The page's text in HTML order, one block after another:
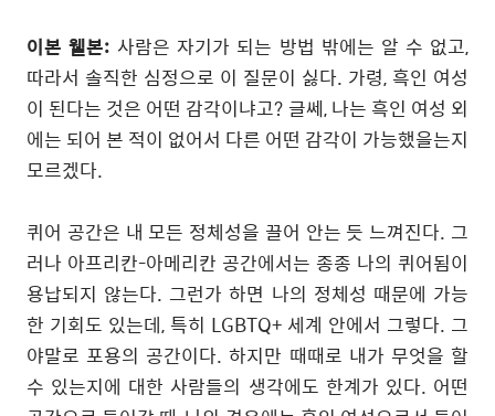
이본 웰본: 사람은 자기가 되는 방법 밖에는 알 수 없고,
따라서 솔직한 심정으로 이 질문이 싫다. 가령, 흑인 여성
이 된다는 것은 어떤 감각이냐고? 글쎄,나는 흑인 여성 외
에는 되어 본 적이 없어서 다른 어떤 감각이 가능했을는지
모르겠다.
퀴어 공간은 내 모든 정체성을 끌어 안는 듯 느껴진다. 그
러나 아프리칸-아메리칸 공간에서는 종종 나의 퀴어됨이
용납되지 않는다. 그런가 하면 나의 정체성 때문에 가능
한 기회도 있는데,특히 LGBTQ+ 세계 안에서 그렇다. 그
야말로 포용의 공간이다.하지만 때때로 내가 무엇을 할
수 있는지에 대한 사람들의 생각에도 한계가 있다. 어떤